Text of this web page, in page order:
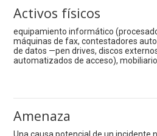
Activos físicos
equipamiento informático
máquinas de fax, contestadores
de datos —pen drives, discos
automatizados de acceso),
Amenaza